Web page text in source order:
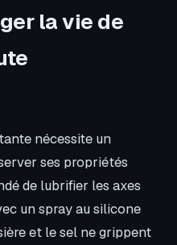
la vie de
nécessite un
ses propriétés
de lubrifier les axes
un spray au silicone
et le sel ne grippent